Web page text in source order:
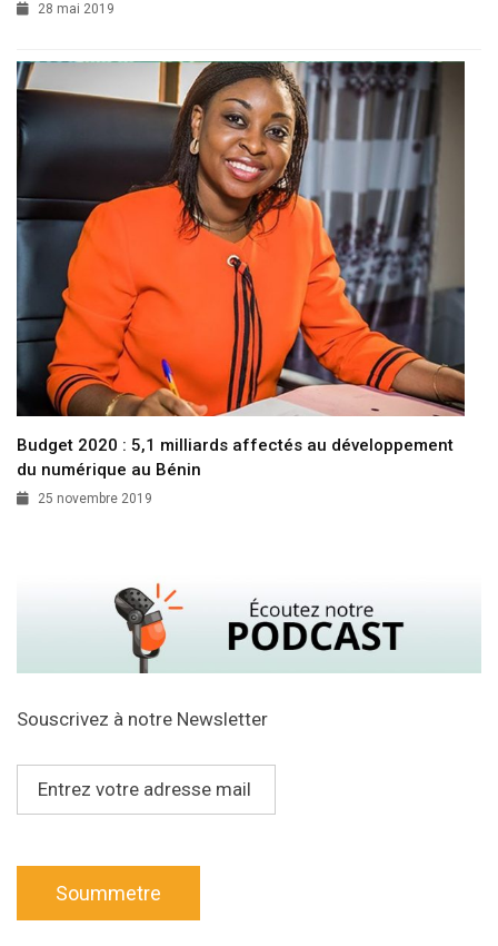
28 mai 2019
Budget 2020 : 5,1 milliards affectés au développement
du numérique au Bénin
25 novembre 2019
Souscrivez à notre Newsletter